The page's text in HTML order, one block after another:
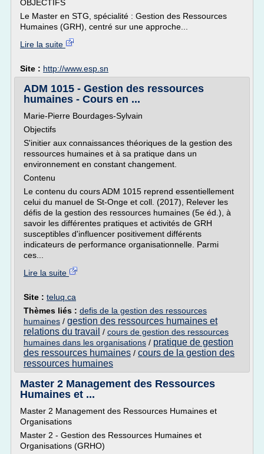
OBJECTIFS
Le Master en STG, spécialité : Gestion des Ressources
Humaines (GRH), centré sur une approche...
Lire la suite
Site : http://www.esp.sn
ADM 1015 - Gestion des ressources
humaines - Cours en ...
Marie-Pierre Bourdages-Sylvain
Objectifs
S'initier aux connaissances théoriques de la gestion des
ressources humaines et à sa pratique dans un
environnement en constant changement.
Contenu
Le contenu du cours ADM 1015 reprend essentiellement
celui du manuel de St-Onge et coll. (2017), Relever les
défis de la gestion des ressources humaines (5e éd.), à
savoir les différentes pratiques et activités de GRH
susceptibles d'influencer positivement différents
indicateurs de performance organisationnelle. Parmi
ces...
Lire la suite
Site : teluq.ca
Thèmes liés : defis de la gestion des ressources
humaines / gestion des ressources humaines et
relations du travail / cours de gestion des ressources
humaines dans les organisations / pratique de gestion
des ressources humaines / cours de la gestion des
ressources humaines
Master 2 Management des Ressources
Humaines et ...
Master 2 Management des Ressources Humaines et
Organisations
Master 2 - Gestion des Ressources Humaines et
Organisations (GRHO)